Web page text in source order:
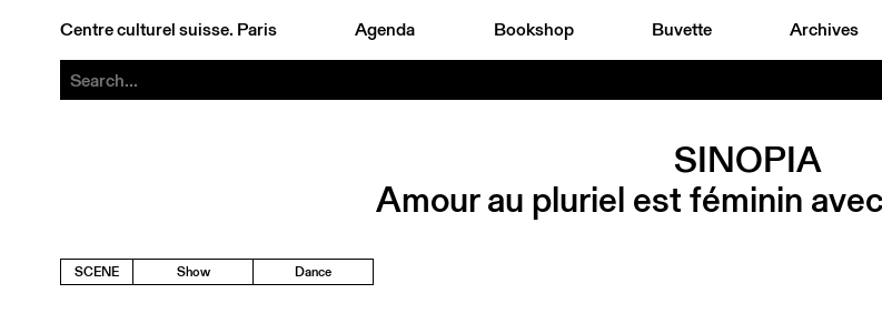
Centre culturel suisse. Paris Agenda Bookshop Buvette Archives
SINOPIA
Amour au pluriel est féminin
SCENE Show Dance